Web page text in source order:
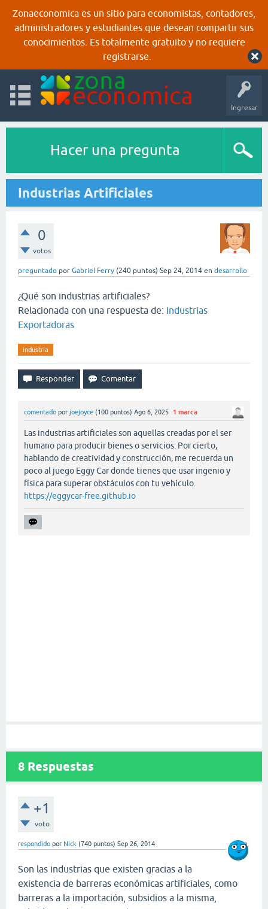
Zonaeconomica es un sitio para economistas, contadores,
administradores y estudiantes que desean compartir sus
conocimientos. Es totalmente gratuito y no requiere
registrarse.
Ingresar
Hacer una pregunta
Industrias Artificiales
0
votos
preguntado por Gabriel Ferry (240 puntos) Sep 24, 2014 en desarrollo
¿Qué son industrias artificiales?
Relacionada con una respuesta de: Industrias
Exportadoras
industria
comentado por joejoyce (100 puntos) Ago 6, 2025 1 marca
Las industrias artificiales son aquellas creadas por el ser
humano para producir bienes o servicios. Por cierto,
hablando de creatividad y construcción, me recuerda un
poco al juego Eggy Car donde tienes que usar ingenio y
física para superar obstáculos con tu vehículo.
https://eggycar-free.github.io
8 Respuestas
+1
voto
respondido por Nick (740 puntos) Sep 26, 2014
Son las industrias que existen gracias a la
existencia de barreras económicas artificiales, como
barreras a la importación, subsidios a la misma,